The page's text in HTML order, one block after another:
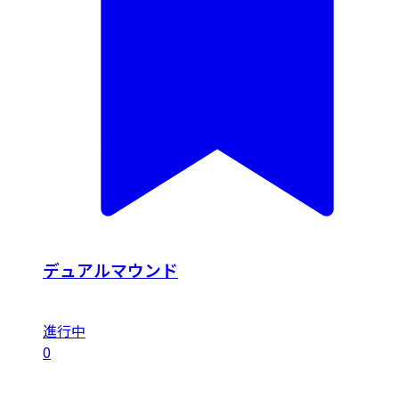
デュアルマウンド
進行中
0